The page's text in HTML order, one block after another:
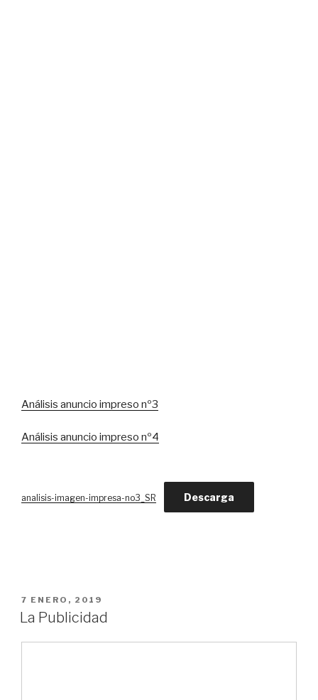
Análisis anuncio impreso nº3
Análisis anuncio impreso nº4
analisis-imagen-impresa-no3_SR Descarga
PUBLICADO
EL
7 ENERO, 2019
La Publicidad